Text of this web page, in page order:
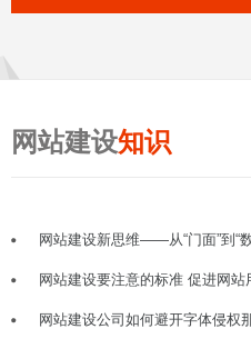
网站建设知识
网站建设新思维——从“门面”到“
网站建设要注意的标准 促进网站
网站建设公司如何避开字体侵权